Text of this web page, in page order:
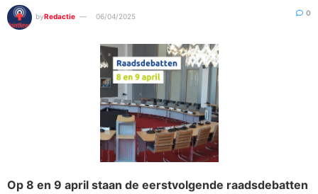
byRedactie 06/04/2025 0
Op 8 en 9 april staan de eerstvolgende raadsdebatten